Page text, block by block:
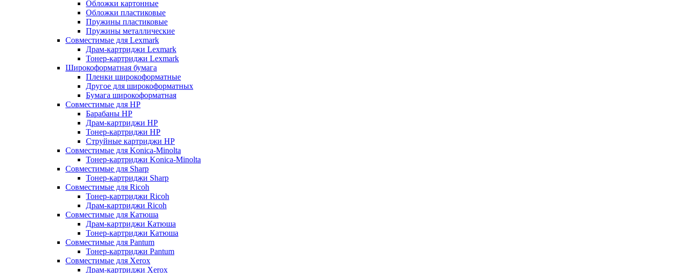
Обложки картонные
Обложки пластиковые
Пружины пластиковые
Пружины металлические
Совместимые для Lexmark
Драм-картриджи Lexmark
Тонер-картриджи Lexmark
Широкоформатная бумага
Пленки широкоформатные
Другое для широкоформатных
Бумага широкоформатная
Совместимые для HP
Барабаны HP
Драм-картриджи HP
Тонер-картриджи HP
Струйные картриджи HP
Совместимые для Konica-Minolta
Тонер-картриджи Konica-Minolta
Совместимые для Sharp
Тонер-картриджи Sharp
Совместимые для Ricoh
Тонер-картриджи Ricoh
Драм-картриджи Ricoh
Совместимые для Катюша
Драм-картриджи Катюша
Тонер-картриджи Катюша
Совместимые для Pantum
Тонер-картриджи Pantum
Совместимые для Xerox
Драм-картриджи Xerox